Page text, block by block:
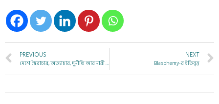
PREVIOUS
দেশে স্বৈরাচার, অত্যাচার, দুর্নীতি আর নারী নির্যাতনের রোজনামচা অপরিবর্তিত
NEXT
Blasphemy-র ইতিবৃত্ত